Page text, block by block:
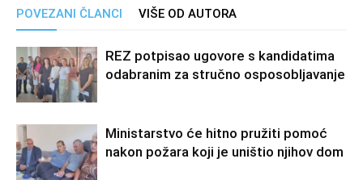
POVEZANI ČLANCI VIŠE OD AUTORA
REZ potpisao ugovore s kandidatima
odabranim za stručno osposobljavanje
Ministarstvo će hitno pružiti pomoć
nakon požara koji je uništio njihov dom